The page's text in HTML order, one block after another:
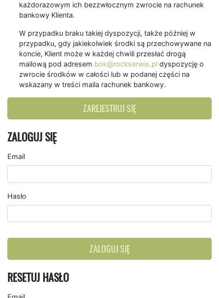
każdorazowym ich bezzwłocznym zwrocie na rachunek
bankowy Klienta.
W przypadku braku takiej dyspozycji, także później w
przypadku, gdy jakiekolwiek środki są przechowywane na
koncie, Klient może w każdej chwili przesłać drogą
mailową pod adresem bok@rockserwis.pl dyspozycję o
zwrocie środków w całości lub w podanej części na
wskazany w treści maila rachunek bankowy.
ZAREJESTRUJ SIĘ
ZALOGUJ SIĘ
Email
Hasło
ZALOGUJ SIĘ
RESETUJ HASŁO